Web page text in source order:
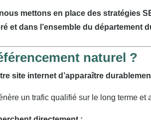
mettons en place des stratégies
et dans l’ensemble du département
naturel ?
site internet d’apparaître
un trafic qualifié sur le long terme